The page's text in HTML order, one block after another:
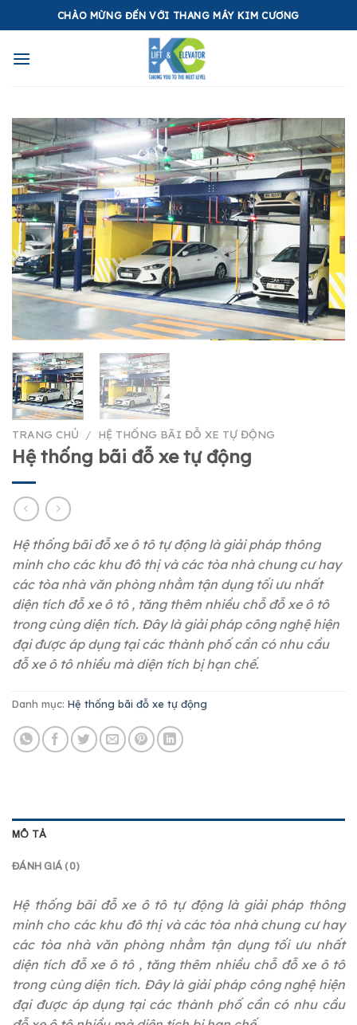
to
CHÀO MỪNG ĐẾN VỚI THANG MÁY KIM CƯƠNG
TRANG CHỦ / HỆ THỐNG BÃI ĐỖ XE TỰ ĐỘNG
Hệ thống bãi đỗ xe tự động
Hệ thống bãi đỗ xe ô tô tự động là giải pháp thông
minh cho các khu đô thị và các tòa nhà chung cư hay
các tòa nhà văn phòng nhằm tận dụng tối ưu nhất
diện tích đỗ xe ô tô , tăng thêm nhiều chỗ đỗ xe ô tô
trong cùng diện tích. Đây là giải pháp công nghệ hiện
đại được áp dụng tại các thành phố cần có nhu cầu
đỗ xe ô tô nhiều mà diện tích bị hạn chế.
Danh mục: Hệ thống bãi đỗ xe tự động
MÔ TẢ
ĐÁNH GIÁ (0)
Hệ thống bãi đỗ xe ô tô tự động là giải pháp thông
minh cho các khu đô thị và các tòa nhà chung cư hay
các tòa nhà văn phòng nhằm tận dụng tối ưu nhất
diện tích đỗ xe ô tô , tăng thêm nhiều chỗ đỗ xe ô tô
trong cùng diện tích. Đây là giải pháp công nghệ hiện
đại được áp dụng tại các thành phố cần có nhu cầu